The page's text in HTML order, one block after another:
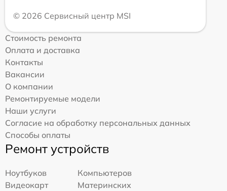
© 2026 Сервисный центр MSI
Стоимость ремонта
Оплата и доставка
Контакты
Вакансии
О компании
Ремонтируемые модели
Наши услуги
Согласие на обработку персональных данных
Способы оплаты
Ремонт устройств
Ноутбуков
Компьютеров
Видеокарт
Материнских